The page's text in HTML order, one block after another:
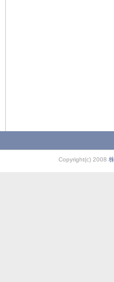
Copyright(c) 2008